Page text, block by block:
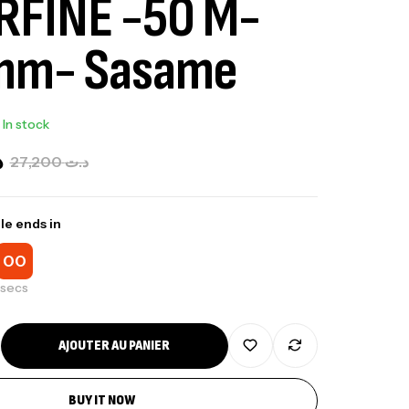
-50 M-
Sasame
In stock
د.ت27,200
ends in
00
secs
AJOUTER AU PANIER
BUY IT NOW